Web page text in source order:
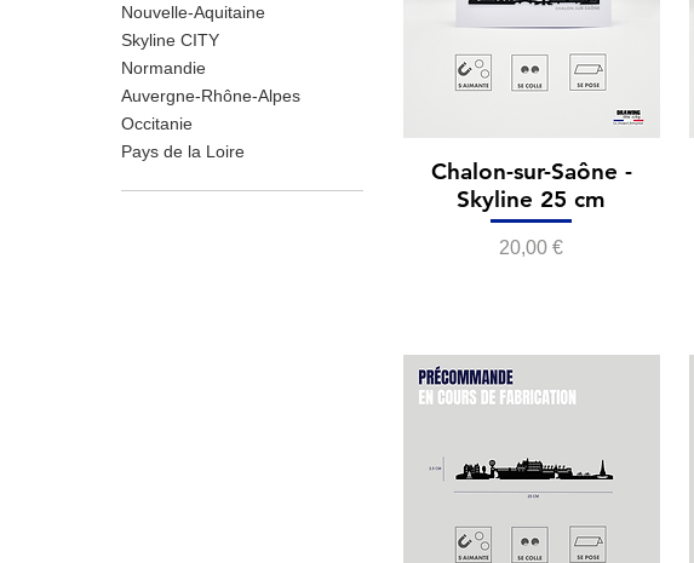
Nouvelle-Aquitaine
Skyline CITY
Normandie
Auvergne-Rhône-Alpes
Occitanie
Pays de la Loire
Chalon-sur-Saône -
Skyline 25 cm
Prix
20,00 €